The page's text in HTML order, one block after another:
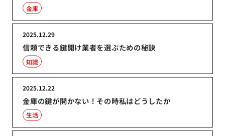
金庫
信頼できる鍵開け業者を選ぶための秘訣
2025.12.29
知識
金庫の鍵が開かない！その時私はどうしたか
2025.12.22
生活